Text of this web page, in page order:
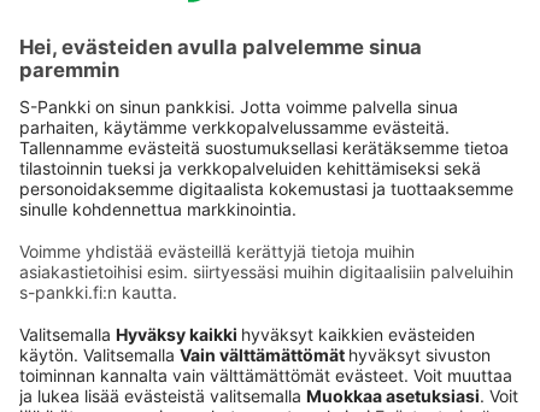
Käyttöehdot
Saavutettavuusseloste
Evästeet
Verkkopalvelujen käytön edellytykset